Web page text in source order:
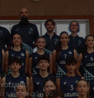
E FORMACIÓN DO